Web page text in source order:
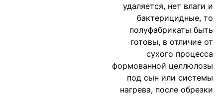
удаляется, нет влаги и
бактерицидные, то
полуфабрикаты быть
готовы, в отличие от
сухого процесса
формованной целлюлозы
под сын или системы
нагрева, после обрезки